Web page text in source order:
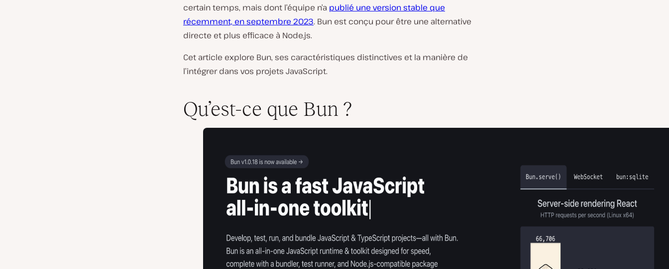
certain temps, mais dont l’équipe n’a publié une version stable que
récemment, en septembre 2023. Bun est conçu pour être une alternative
directe et plus efficace à Node.js.
Cet article explore Bun, ses caractéristiques distinctives et la manière de
l’intégrer dans vos projets JavaScript.
Qu’est-ce que Bun ?